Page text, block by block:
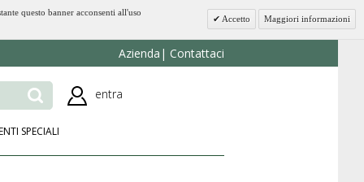
questo banner acconsenti all'uso
Accetto Maggiori informazioni
Azienda Contattaci
entra
SPECIALI